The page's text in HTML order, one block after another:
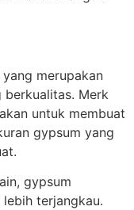
merupakan
berkualitas. Merk
untuk membuat
gypsum yang
gypsum
terjangkau.